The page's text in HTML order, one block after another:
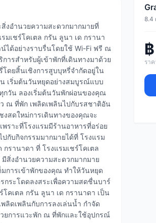
งอำนวยความสะดวกมากมายที่
มเชร์โคเตล กรัน ลูนา เด กรานา
ได้อย่างราบรื่นโดยใช้ Wi-Fi ฟรี ณ
ารสำหรับผู้เข้าพักที่เดินทางมาด้วย
ดยสิ้นเชิงการสูบบุหรี่จำกัดอยู่ใน
เริ่มต้นวันหยุดอย่างสมบูรณ์แบบ
กวัน ลองเริ่มต้นวันพักผ่อนของคุณ
ณ ที่พัก เพลิดเพลินไปกับรสชาติอัน
สดใหม่การเดินทางของคุณจะ
พราะที่โรงแรมมีร้านอาหารที่อร่อย
กับกิจกรรมมากมายได้ที่ โรงแรม
กรานาดา ที่ โรงแรมเชร์โคเตล
สิ่งอำนวยความสะดวกมากมาย
มการเข้าพักของคุณ ทำให้วันหยุด
กระโดดลงสระเพื่อความสดชื่นบาร์
โคเตล กรัน ลูนา เด กรานาดา เป็น
พลิดเพลินกับการลงเล่นน้ำ กำจัด
ยการแวะพัก ณ ที่พักและใช้อุปกรณ์
8.4
รา